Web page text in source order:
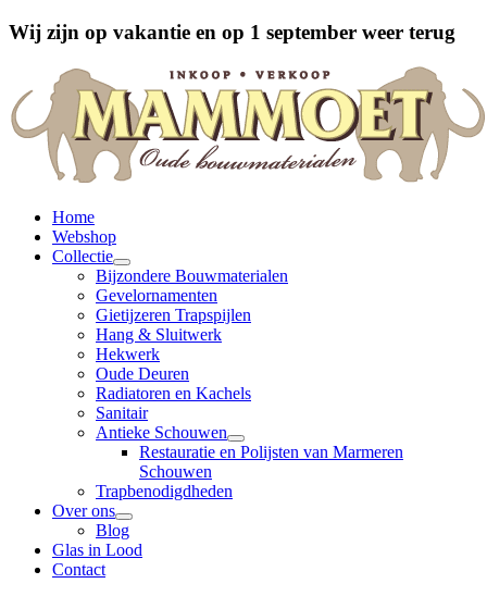
Wij zijn op vakantie en op 1 september weer terug
Home
Webshop
Collectie
Bijzondere Bouwmaterialen
Gevelornamenten
Gietijzeren Trapspijlen
Hang & Sluitwerk
Hekwerk
Oude Deuren
Radiatoren en Kachels
Sanitair
Antieke Schouwen
Restauratie en Polijsten van Marmeren
Schouwen
Trapbenodigdheden
Over ons
Blog
Glas in Lood
Contact